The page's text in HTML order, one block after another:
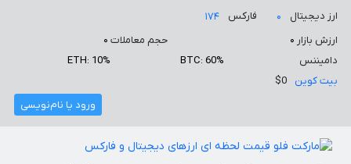
ارز دیجیتال ۰ فارکس
۱۷۴
ارزش بازار ۰ حجم معاملات ۰
دامیننس
BTC: 60%
ETH: 10%
بیت کوین
$0
ورود یا نام‌نویسی